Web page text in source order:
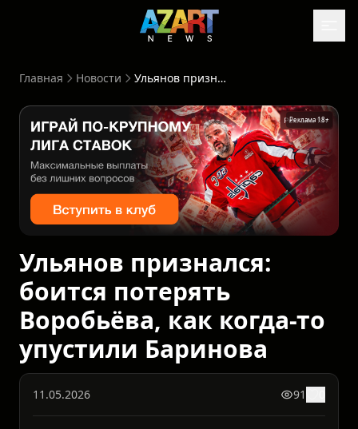
Главная Новости Ульянов признался: боится потерять Воробьёва, как когда-то упустили Баринова
Реклама 18+
Ульянов признался:
боится потерять
Воробьёва, как когда-то
упустили Баринова
11.05.2026 91